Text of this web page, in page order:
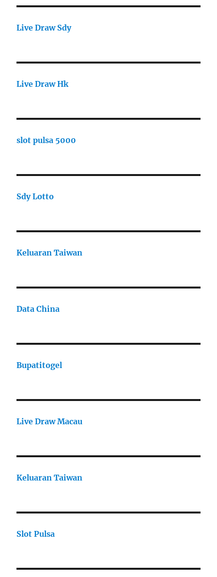
Live Draw Sdy
Live Draw Hk
slot pulsa 5000
Sdy Lotto
Keluaran Taiwan
Data China
Bupatitogel
Live Draw Macau
Keluaran Taiwan
Slot Pulsa